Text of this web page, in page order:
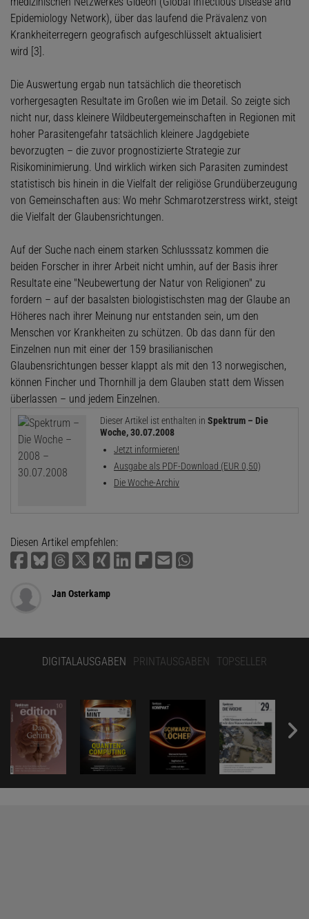
Epidemiology Network), über das laufend die Prävalenz von
Krankheiterregern geografisch aufgeschlüsselt aktualisiert
wird [3].
Die Auswertung ergab nun tatsächlich die theoretisch
vorhergesagten Resultate im Großen wie im Detail. So zeigte sich
nicht nur, dass kleinere Wildbeutergemeinschaften in Regionen mit
hoher Parasitengefahr tatsächlich kleinere Jagdgebiete
bevorzugten – die zuvor prognostizierte Strategie zur
Risikominimierung. Und wirklich wirken sich Parasiten zumindest
statistisch bis hinein in die Vielfalt der religiöse Grundüberzeugung
von Gemeinschaften aus: Wo mehr Schmarotzerstress wirkt, steigt
die Vielfalt der Glaubensrichtungen.
Auf der Suche nach einem starken Schlusssatz kommen die
beiden Forscher in ihrer Arbeit nicht umhin, auf der Basis ihrer
Resultate eine "Neubewertung der Natur von Religionen" zu
fordern – auf der basalsten biologistischsten mag der Glaube an
Höheres nach ihrer Meinung nur entstanden sein, um den
Menschen vor Krankheiten zu schützen. Ob das dann für den
Einzelnen nun mit einer der 159 brasilianischen
Glaubensrichtungen besser klappt als mit den 13 norwegischen,
können Fincher und Thornhill ja dem Glauben statt dem Wissen
überlassen – und jedem Einzelnen.
Dieser Artikel ist enthalten in Spektrum – Die
Woche, 30.07.2008
Jetzt informieren!
Ausgabe als PDF-Download (EUR 0,50)
Die Woche-Archiv
Diesen Artikel empfehlen:
Jan Osterkamp
DIGITALAUSGABEN PRINTAUSGABEN TOPSELLER